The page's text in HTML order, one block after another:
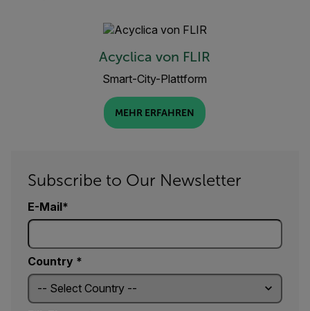
Acyclica von FLIR
Smart-City-Plattform
MEHR ERFAHREN
Subscribe to Our Newsletter
E-Mail
Country *